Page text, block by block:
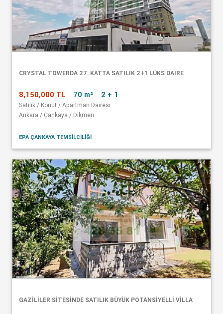
CRYSTAL TOWERDA 27. KATTA SATILIK 2+1 LÜKS DAİRE
8,150,000 TL 70 m² 2 + 1
Satılık / Konut / Apartman Dairesi
Ankara / Çankaya / Dikmen
EPA ÇANKAYA TEMSİLCİLİĞİ
GAZİLİLER SİTESİNDE SATILIK BÜYÜK POTANSİYELLİ VİLLA